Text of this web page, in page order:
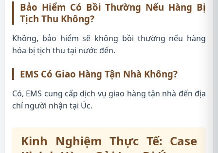
Bảo Hiểm Có Bồi Thường Nếu Hàng Bị
Tịch Thu Không?
Không, bảo hiểm sẽ không bồi thường nếu hàng
hóa bị tịch thu tại nước đến.
EMS Có Giao Hàng Tận Nhà Không?
Có, EMS cung cấp dịch vụ giao hàng tận nhà đến địa
chỉ người nhận tại Úc.
Kinh Nghiệm Thực Tế: Case